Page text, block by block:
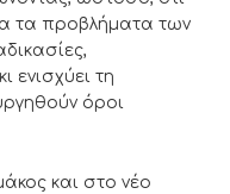
τα προβλήματα των
ενισχύει τη
όροι
και στο νέο